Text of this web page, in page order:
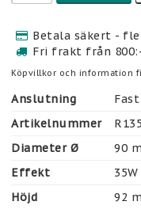
Betala säkert -
Fri frakt från
Köpvillkor och information
Anslutning
Artikelnummer
Diameter Ø
90
Effekt
35W
Höjd
92